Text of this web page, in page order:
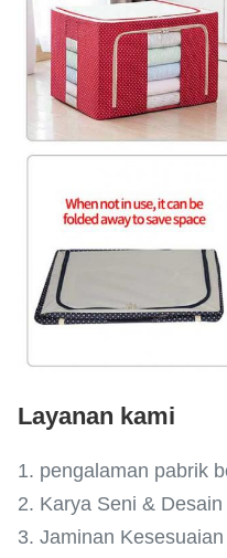
Layanan kami
1. pengalaman pabrik
2. Karya Seni &
3. Jaminan